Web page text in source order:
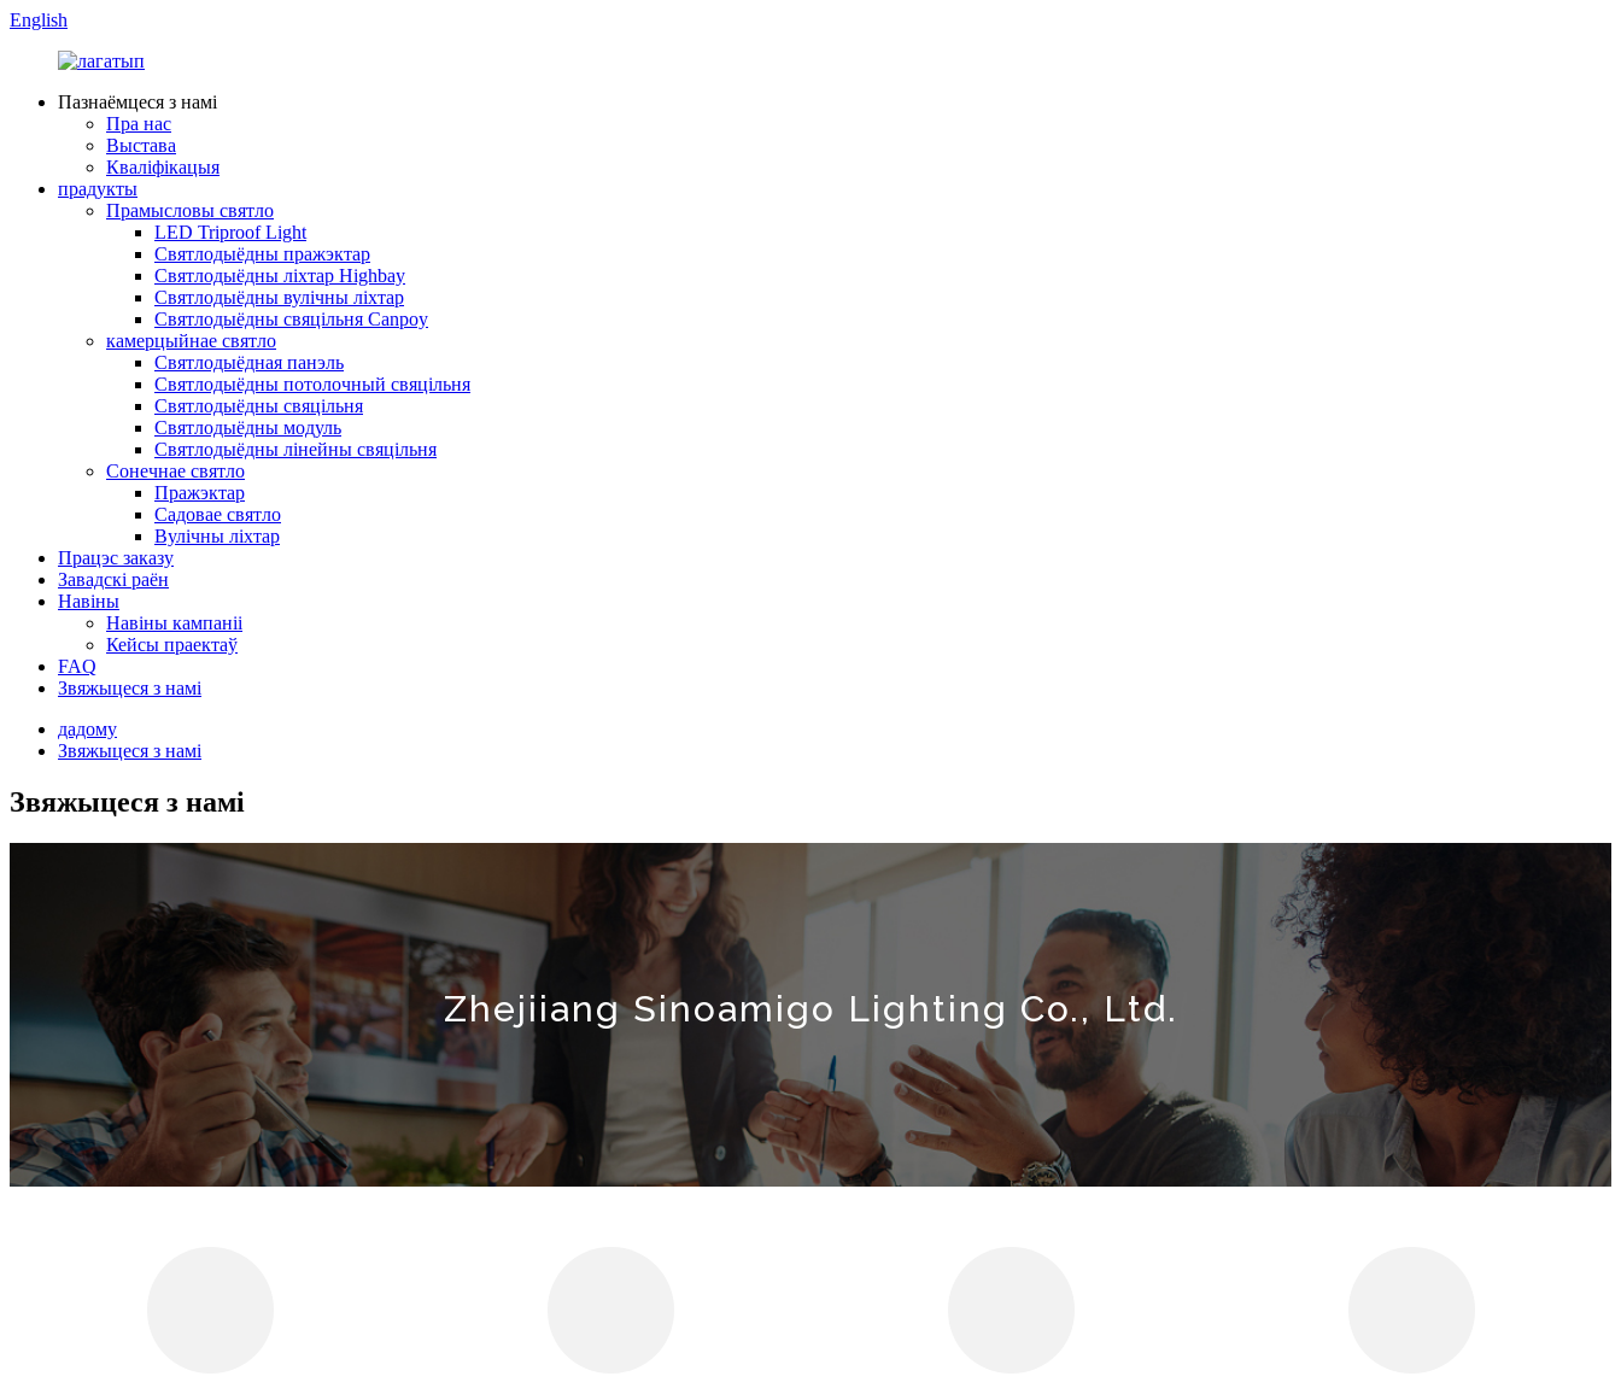
English
Пазнаёмцеся з намі
Пра нас
Выстава
Кваліфікацыя
прадукты
Прамысловы святло
LED Triproof Light
Святлодыёдны пражэктар
Святлодыёдны ліхтар Highbay
Святлодыёдны вулічны ліхтар
Святлодыёдны свяцільня Canpoy
камерцыйнае святло
Святлодыёдная панэль
Святлодыёдны потолочный свяцільня
Святлодыёдны свяцільня
Святлодыёдны модуль
Святлодыёдны лінейны свяцільня
Сонечнае святло
Пражэктар
Садовае святло
Вулічны ліхтар
Працэс заказу
Завадскі раён
Навіны
Навіны кампаніі
Кейсы праектаў
FAQ
Звяжыцеся з намі
дадому
Звяжыцеся з намі
Звяжыцеся з намі
Zhejiiang Sinoamigo Lighting Co., Ltd.